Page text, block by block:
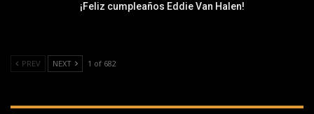
¡Feliz cumpleaños Eddie Van Halen!
PREV NEXT 1 of 682